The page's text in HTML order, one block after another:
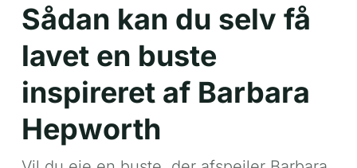
Sådan kan du selv få
lavet en buste
inspireret af Barbara
Hepworth